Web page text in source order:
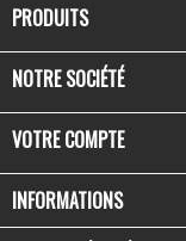
PRODUITS
NOTRE SOCIÉTÉ
VOTRE COMPTE
INFORMATIONS